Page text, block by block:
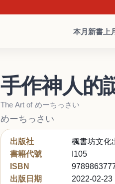
本月新書 上
手作神人的
The Art of めーちっさい
めーちっさい
出版社
楓書坊文化
書籍代號
I105
ISBN
出版日期
2022-02-23